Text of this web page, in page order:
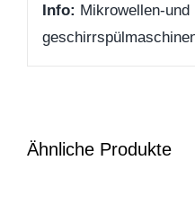
Info: Mikrowellen-und
Ähnliche Produkte